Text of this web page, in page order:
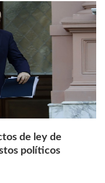
de ley de
políticos